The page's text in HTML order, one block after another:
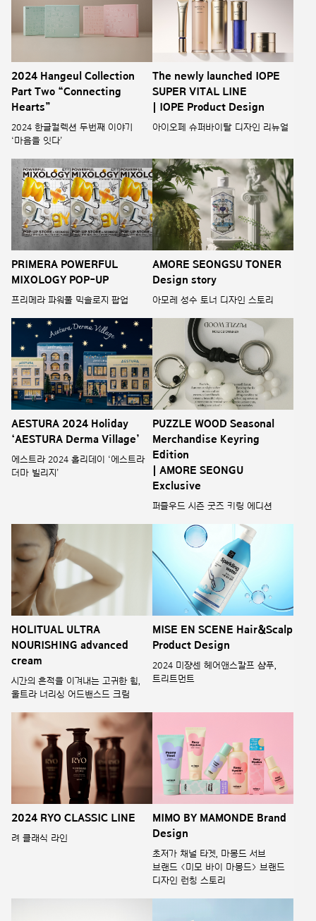
2024 Hangeul Collection
Part Two “Connecting
Hearts”
2024 한글컬렉션 두번째 이야기
‘마음을 잇다’
The newly launched IOPE
SUPER VITAL LINE
| IOPE Product Design
아이오페 슈퍼바이탈 디자인 리뉴얼
PRIMERA POWERFUL
MIXOLOGY POP-UP
프리메라 파워풀 믹솔로지 팝업
AMORE SEONGSU TONER
Design story
아모레 성수 토너 디자인 스토리
AESTURA 2024 Holiday
‘AESTURA Derma Village’
에스트라 2024 홀리데이 ‘에스트라
더마 빌리지’
PUZZLE WOOD Seasonal
Merchandise Keyring
Edition
| AMORE SEONGU
Exclusive
퍼즐우드 시즌 굿즈 키링 에디션
HOLITUAL ULTRA
NOURISHING advanced
cream
시간의 흔적을 이겨내는 고귀한 힘,
울트라 너리싱 어드밴스드 크림
MISE EN SCENE Hair&Scalp
Product Design
2024 미쟝센 헤어앤스칼프 샴푸,
트리트먼트
2024 RYO CLASSIC LINE
려 클래식 라인
MIMO BY MAMONDE Brand
Design
초저가 채널 타겟, 마몽드 서브
브랜드 <미모 바이 마몽드> 브랜드
디자인 런칭 스토리